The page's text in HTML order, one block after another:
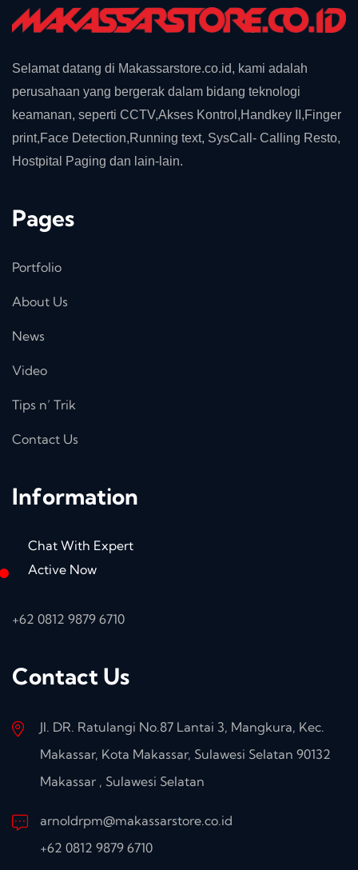
Selamat datang di Makassarstore.co.id, kami adalah
perusahaan yang bergerak dalam bidang teknologi
keamanan, seperti CCTV,Akses Kontrol,Handkey II,Finger
print,Face Detection,Running text, SysCall- Calling Resto,
Hostpital Paging dan lain-lain.
Pages
Portfolio
About Us
News
Video
Tips n’ Trik
Contact Us
Information
Chat With Expert
Active Now
+62 0812 9879 6710
Contact Us
Jl. DR. Ratulangi No.87 Lantai 3, Mangkura, Kec.
Makassar, Kota Makassar, Sulawesi Selatan 90132
Makassar , Sulawesi Selatan
arnoldrpm@makassarstore.co.id
+62 0812 9879 6710